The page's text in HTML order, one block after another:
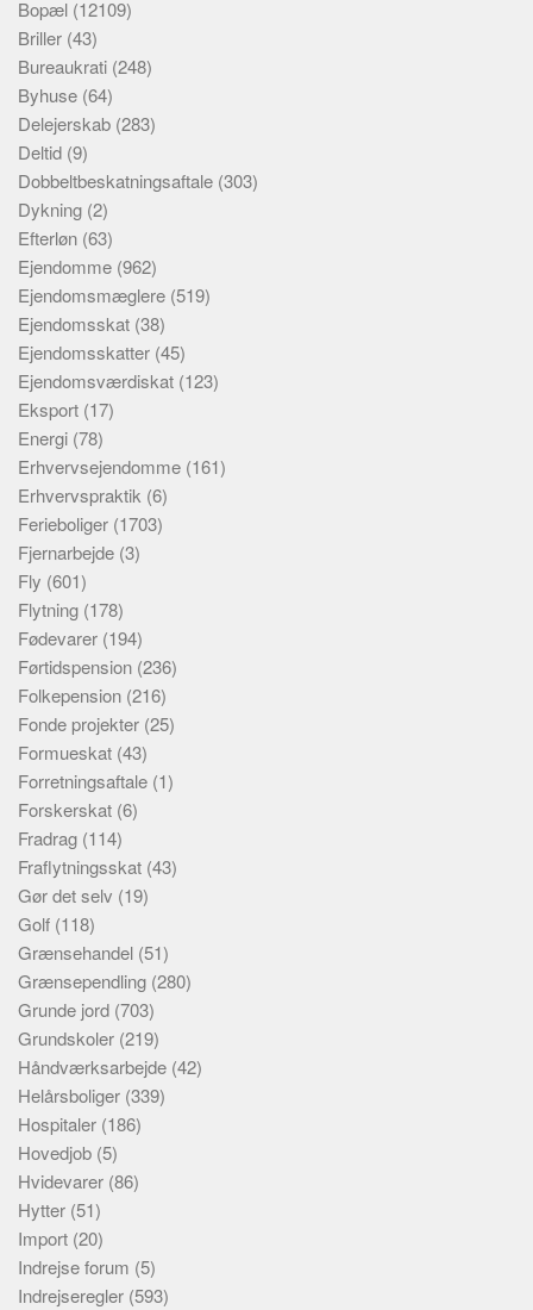
Bopæl (12109)
Briller (43)
Bureaukrati (248)
Byhuse (64)
Delejerskab (283)
Deltid (9)
Dobbeltbeskatningsaftale (303)
Dykning (2)
Efterløn (63)
Ejendomme (962)
Ejendomsmæglere (519)
Ejendomsskat (38)
Ejendomsskatter (45)
Ejendomsværdiskat (123)
Eksport (17)
Energi (78)
Erhvervsejendomme (161)
Erhvervspraktik (6)
Ferieboliger (1703)
Fjernarbejde (3)
Fly (601)
Flytning (178)
Fødevarer (194)
Førtidspension (236)
Folkepension (216)
Fonde projekter (25)
Formueskat (43)
Forretningsaftale (1)
Forskerskat (6)
Fradrag (114)
Fraflytningsskat (43)
Gør det selv (19)
Golf (118)
Grænsehandel (51)
Grænsependling (280)
Grunde jord (703)
Grundskoler (219)
Håndværksarbejde (42)
Helårsboliger (339)
Hospitaler (186)
Hovedjob (5)
Hvidevarer (86)
Hytter (51)
Import (20)
Indrejse forum (5)
Indrejseregler (593)